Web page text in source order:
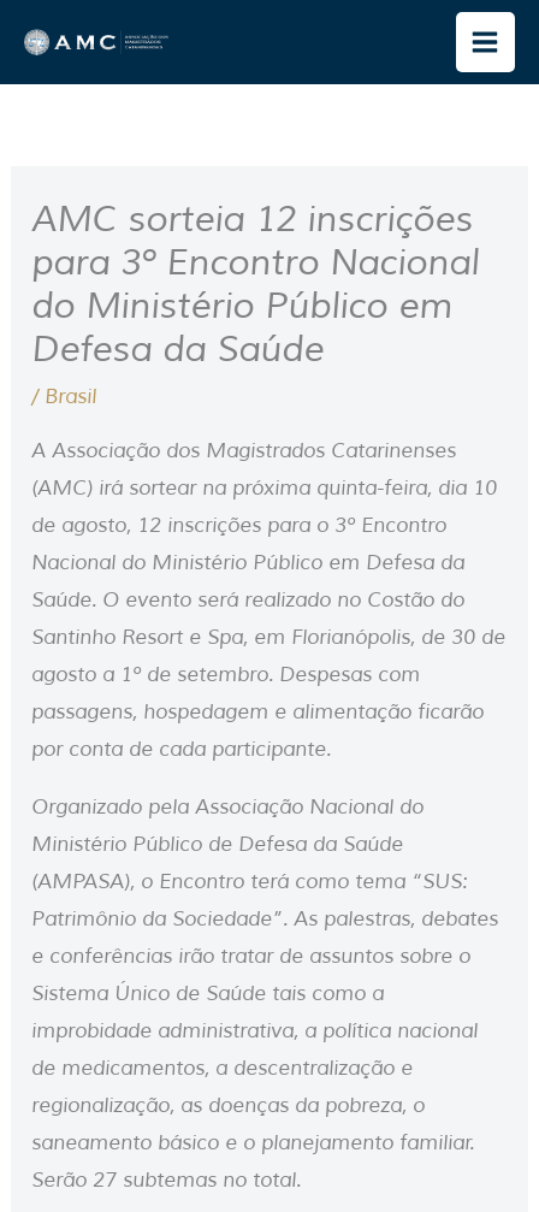
para
o
AMC sorteia 12 inscrições
para 3º Encontro Nacional
do Ministério Público em
Defesa da Saúde
/ Brasil
A Associação dos Magistrados Catarinenses
(AMC) irá sortear na próxima quinta-feira, dia 10
de agosto, 12 inscrições para o 3º Encontro
Nacional do Ministério Público em Defesa da
Saúde. O evento será realizado no Costão do
Santinho Resort e Spa, em Florianópolis, de 30 de
agosto a 1º de setembro. Despesas com
passagens, hospedagem e alimentação ficarão
por conta de cada participante.
Organizado pela Associação Nacional do
Ministério Público de Defesa da Saúde
(AMPASA), o Encontro terá como tema “SUS:
Patrimônio da Sociedade”. As palestras, debates
e conferências irão tratar de assuntos sobre o
Sistema Único de Saúde tais como a
improbidade administrativa, a política nacional
de medicamentos, a descentralização e
regionalização, as doenças da pobreza, o
saneamento básico e o planejamento familiar.
Serão 27 subtemas no total.